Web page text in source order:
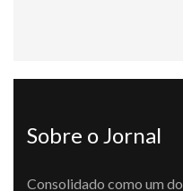
Sobre o Jornal
Consolidado como um